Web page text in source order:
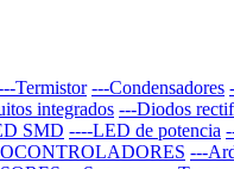
Termistor ---Condensadores
integrados ---Diodos
SMD ----LED de potencia
---